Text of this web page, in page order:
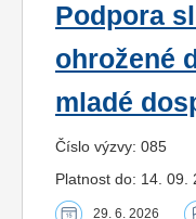
Podpora
ohrožené
mladé
Číslo výzvy: 085
Platnost do: 14. 09.
29. 6. 2026